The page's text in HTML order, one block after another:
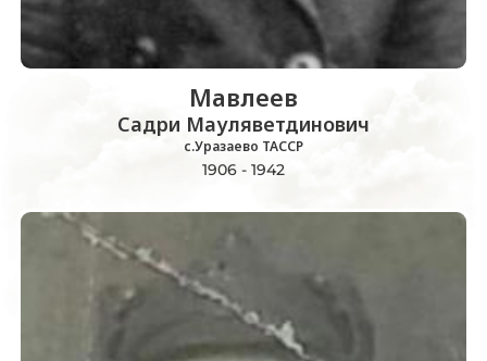
Мавлеев
Садри Мауляветдинович
с.Уразаево ТАССР
1906 - 1942